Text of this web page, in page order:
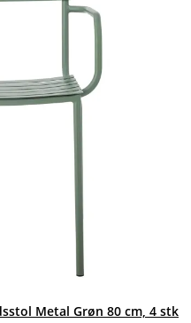
Metal Grøn 80 cm, 4 stk